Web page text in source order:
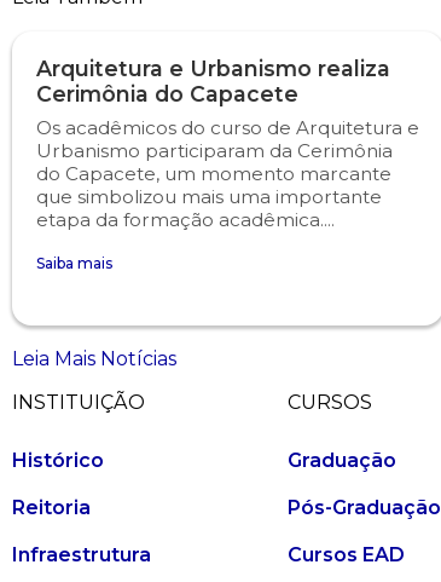
Arquitetura e Urbanismo realiza
Cerimônia do Capacete
Os acadêmicos do curso de Arquitetura e
Urbanismo participaram da Cerimônia
do Capacete, um momento marcante
que simbolizou mais uma importante
etapa da formação acadêmica....
Saiba mais
Leia Mais Notícias
INSTITUIÇÃO
Histórico
Reitoria
Infraestrutura
CURSOS
Graduação
Pós-Graduação
Cursos EAD